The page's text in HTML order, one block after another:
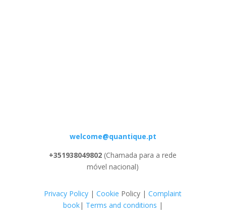
welcome@quantique.pt
+351938049802 (Chamada para a rede
móvel nacional)
Privacy Policy |Cookie Policy |Complaint
book| Terms and conditions |